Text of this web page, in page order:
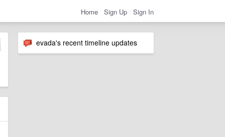
Home Sign Up Sign In
evada's recent timeline updates